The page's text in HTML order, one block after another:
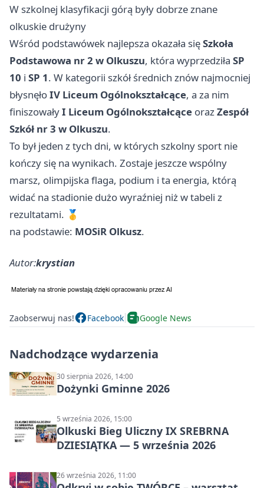
W szkolnej klasyfikacji górą były dobrze znane
olkuskie drużyny
Wśród podstawówek najlepsza okazała sięSzkoła
Podstawowa nr 2 w Olkuszu, która wyprzedziła SP
10 i SP 1. W kategorii szkół średnich znów najmocniej
błysnęłoIV Liceum Ogólnokształcące, a za nim
finiszowałyI Liceum Ogólnokształcące orazZespół
Szkół nr 3 w Olkuszu.
To był jeden z tych dni, w których szkolny sport nie
kończy się na wynikach. Zostaje jeszcze wspólny
marsz, olimpijska flaga, podium i ta energia, którą
widać na stadionie dużo wyraźniej niż w tabeli z
rezultatami. 🥇
na podstawie: MOSiR Olkusz.
Autor:krystian
Zaobserwuj nas! Facebook Google News
Nadchodzące wydarzenia
30 sierpnia 2026, 14:00
Dożynki Gminne 2026
5 września 2026, 15:00
Olkuski Bieg Uliczny IX SREBRNA
DZIESIĄTKA — 5 września 2026
26 września 2026, 11:00